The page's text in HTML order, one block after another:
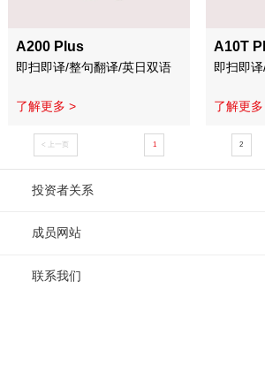
A200 Plus
即扫即译/整句翻译/英日双语
了解更多 >
A10T
即扫即
了解更
< 上一页 1 2
投资者关系
成员网站
联系我们